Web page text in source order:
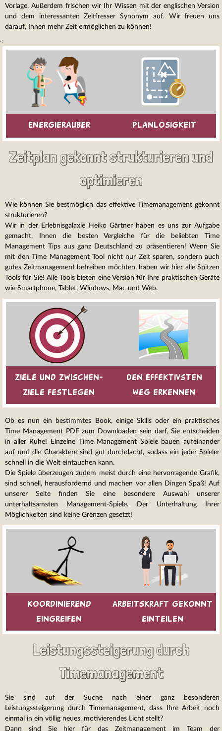
Vorlage. Außerdem frischen wir Ihr Wissen mit der englischen Version
und dem interessanten Zeitfresser Synonym auf. Wir freuen uns
darauf, Ihnen mehr Zeit ermöglichen zu können!
<
Energierauber Planlosigkeit
Zeitplan gekonnt strukturieren und
optimieren
Wie können Sie bestmöglich das effektive Timemanagement gekonnt
strukturieren?
Wir in der Erlebnisgalaxie Heiko Gärtner haben es uns zur Aufgabe
gemacht, Ihnen die besten Vergleiche für die beliebten Time
Management Tips aus ganz Deutschland zu präsentieren! Wenn Sie
mit den Time Management Tool nicht nur Zeit sparen, sondern auch
gutes Zeitmanagement betreiben möchten, haben wir hier alle Spitzen
Tools für Sie! Alle Tools bieten eine Version für Ihre praktischen Geräte
wie Smartphone, Tablet, Windows, Mac und Web.
Ziele und Zwischen-
Ziele festlegen
Den Effektivsten
Weg erkennen
Ob es nun ein bestimmtes Book, einige Skills oder ein praktisches
Time Management PDF zum Downloaden sein darf, Sie entscheiden
in aller Ruhe! Einzelne Time Management Spiele bauen aufeinander
auf und die Charaktere sind gut durchdacht, sodass ein jeder Spieler
schnell in die Welt eintauchen kann.
Die Spiele überzeugen zudem meist durch eine hervorragende Grafik,
sind schnell, herausfordernd und machen vor allen Dingen Spaß! Auf
unserer Seite finden Sie eine besondere Auswahl unserer
unterhaltsamsten Management-Spiele. Der Unterhaltung Ihrer
Möglichkeiten sind keine Grenzen gesetzt!
Koordinierend
eingreifen
Arbeitskraft gekonnt
einteilen
Leistungssteigerung durch
Timemanagement
Sie sind auf der Suche nach einer ganz besonderen
Leistungssteigerung durch Timemanagement, dass Ihre Arbeit noch
einmal in ein völlig neues, motivierendes Licht stellt?
Dann sind Sie hier für das Zeitmanagement im Team der